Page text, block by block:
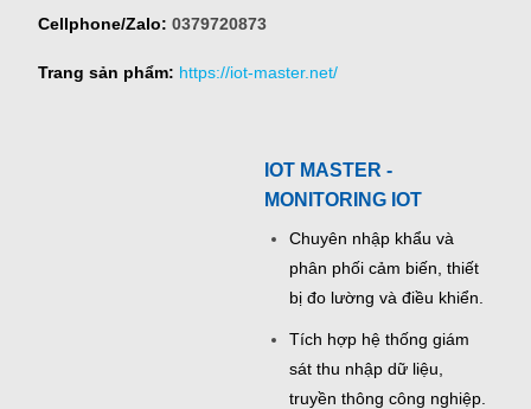
Cellphone/Zalo: 0379720873
Trang sản phẩm: https://iot-master.net/
IOT MASTER -
MONITORING IOT
Chuyên nhập khẩu và
phân phối cảm biến, thiết
bị đo lường và điều khiển.
Tích hợp hệ thống giám
sát thu nhập dữ liệu,
truyền thông công nghiệp.